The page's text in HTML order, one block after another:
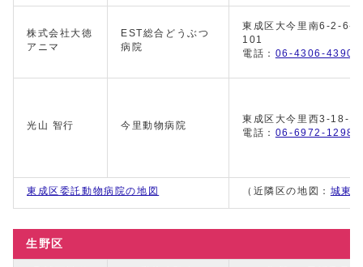
株式会社大徳
アニマ
EST総合どうぶつ
病院
東成区大今里南6-2-6-
101
電話： 06-4306-4390
光山 智行 今里動物病院
東成区大今里西3-18-13
電話： 06-6972-1298
東成区委託動物病院の地図 （近隣区の地図： 城東区
生野区